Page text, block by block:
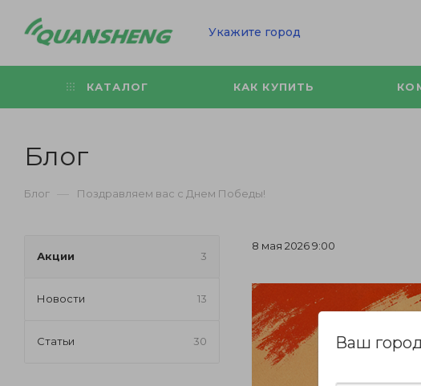
Укажите город
Ваш
КАТАЛОГ КАК КУПИТЬ
Блог
Блог Поздравляем вас с Днем Победы!
8 мая 2026 9:00
Акции 3
Новости 13
Статьи 30